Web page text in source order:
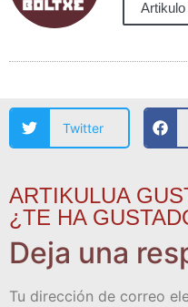
Twitter
ARTIKULUA
¿TE HA
Deja una
Tu dirección de correo